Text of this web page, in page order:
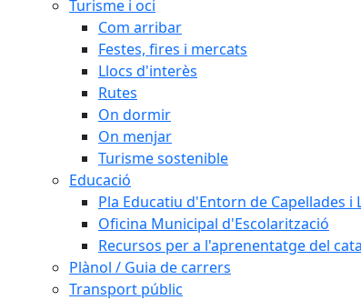
Turisme i oci
Com arribar
Festes, fires i mercats
Llocs d'interès
Rutes
On dormir
On menjar
Turisme sostenible
Educació
Pla Educatiu d'Entorn de Capellades i
Oficina Municipal d'Escolarització
Recursos per a l'aprenentatge del
Plànol / Guia de carrers
Transport públic